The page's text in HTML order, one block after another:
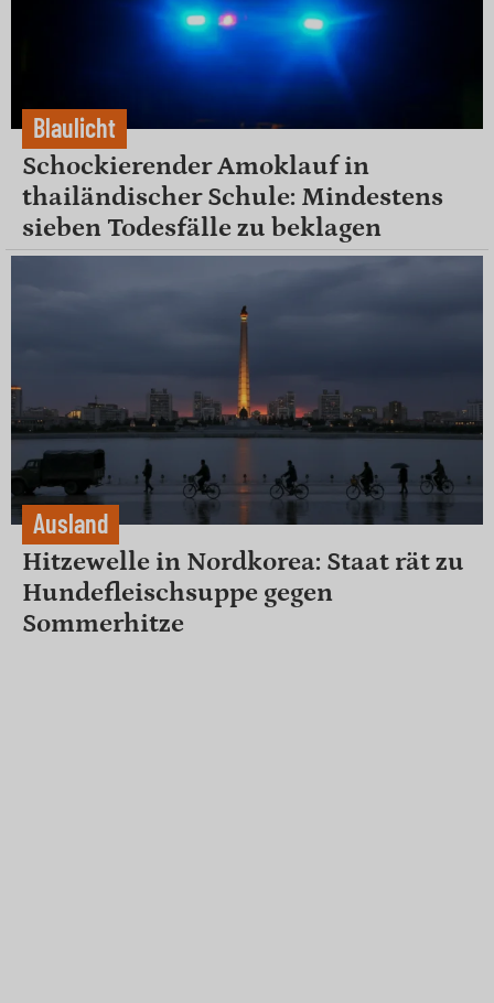
Blaulicht
Schockierender Amoklauf in
thailändischer Schule: Mindestens
sieben Todesfälle zu beklagen
Ausland
Hitzewelle in Nordkorea: Staat rät zu
Hundefleischsuppe gegen
Sommerhitze